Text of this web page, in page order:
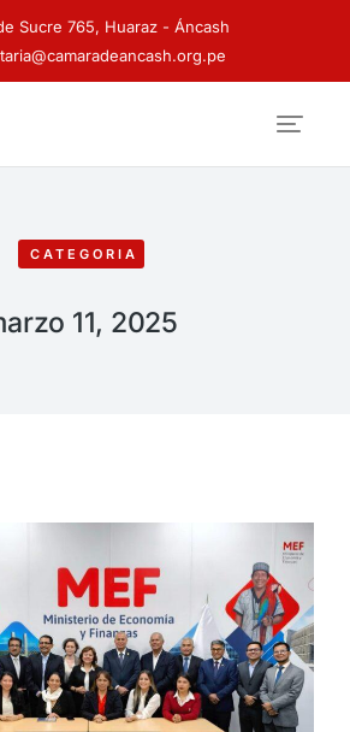
Sucre 765, Huaraz - Áncash
CATEGORIA
11, 2025